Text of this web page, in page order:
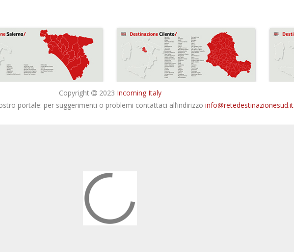
Copyright 2023 Incoming Italy
portale: per suggerimenti o problemi contattaci all’indirizzo info@retedestinazionesud.it